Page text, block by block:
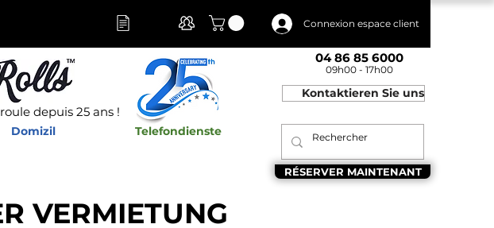
04 86 85 6000
09h00 - 17h00
Kontaktieren Sie uns
RÉSERVER MAINTENANT
Connexion espace client
depuis 25 ans !
Domizil Telefondienste
VERMIETUNG